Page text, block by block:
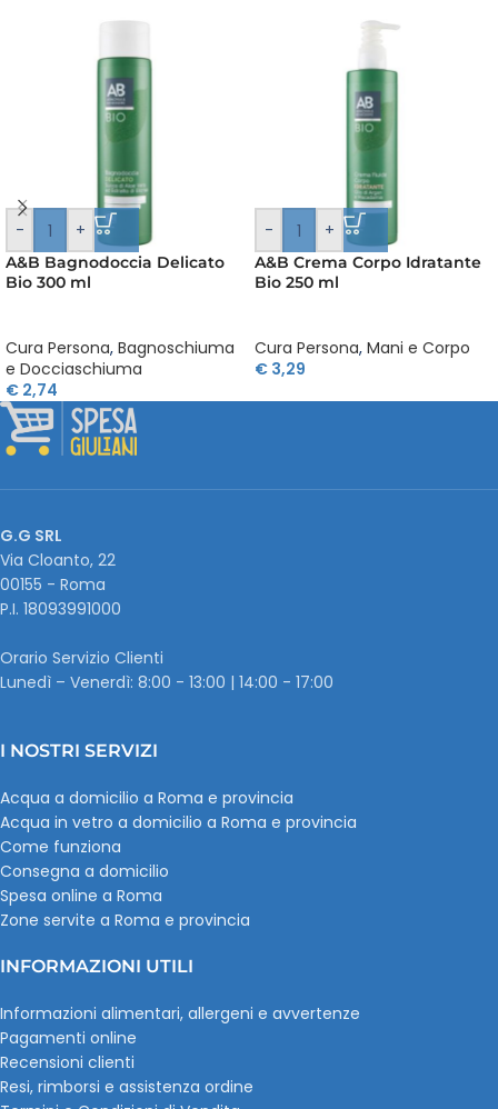
- +
A&B Bagnodoccia Delicato
Bio 300 ml
Cura Persona, Bagnoschiuma
e Docciaschiuma
€ 2,74
- +
A&B Crema Corpo Idratante
Bio 250 ml
Cura Persona, Mani e Corpo
€ 3,29
G.G SRL
Via Cloanto, 22
00155 - Roma
P.I. ‭18093991000
Orario Servizio Clienti
Lunedì – Venerdì: 8:00 - 13:00 | 14:00 - 17:00
I NOSTRI SERVIZI
Acqua a domicilio a Roma e provincia
Acqua in vetro a domicilio a Roma e provincia
Come funziona
Consegna a domicilio
Spesa online a Roma
Zone servite a Roma e provincia
INFORMAZIONI UTILI
Informazioni alimentari, allergeni e avvertenze
Pagamenti online
Recensioni clienti
Resi, rimborsi e assistenza ordine